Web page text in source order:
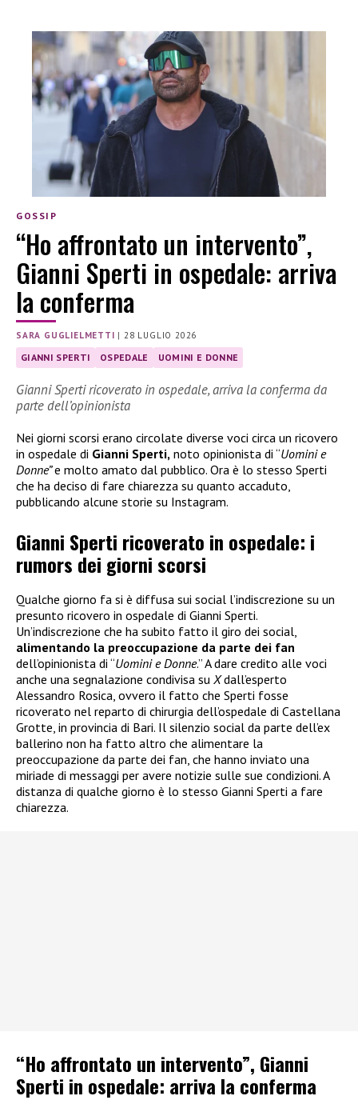
GOSSIP
“Ho affrontato un intervento”,
Gianni Sperti in ospedale: arriva
la conferma
SARA GUGLIELMETTI | 28 LUGLIO 2026
GIANNI SPERTI OSPEDALE UOMINI E DONNE
Gianni Sperti ricoverato in ospedale, arriva la conferma da
parte dell’opinionista
Nei giorni scorsi erano circolate diverse voci circa un ricovero
in ospedale di Gianni Sperti, noto opinionista di “Uomini e
Donne”e molto amato dal pubblico. Ora è lo stesso Sperti
che ha deciso di fare chiarezza su quanto accaduto,
pubblicando alcune storie su Instagram.
Gianni Sperti ricoverato in ospedale: i
rumors dei giorni scorsi
Qualche giorno fa si è diffusa sui social l’indiscrezione su un
presunto ricovero in ospedale di Gianni Sperti.
Un’indiscrezione che ha subito fatto il giro dei social,
alimentando la preoccupazione da parte dei fan
dell’opinionista di “Uomini e Donne.” A dare credito alle voci
anche una segnalazione condivisa su Xdall’esperto
Alessandro Rosica, ovvero il fatto che Sperti fosse
ricoverato nel reparto di chirurgia dell’ospedale di Castellana
Grotte, in provincia di Bari. Il silenzio social da parte dell’ex
ballerino non ha fatto altro che alimentare la
preoccupazione da parte dei fan, che hanno inviato una
miriade di messaggi per avere notizie sulle sue condizioni. A
distanza di qualche giorno è lo stesso Gianni Sperti a fare
chiarezza.
“Ho affrontato un intervento”, Gianni
Sperti in ospedale: arriva la conferma